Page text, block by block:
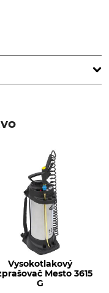
N., Germany,
Vysokotlakový
Mesto 3615
G